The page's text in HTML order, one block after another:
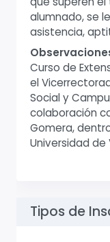
alumnado, se
asistencia,
Curso de
el
Social y
colaboración
Gomera,
Universidad de
Tipos de